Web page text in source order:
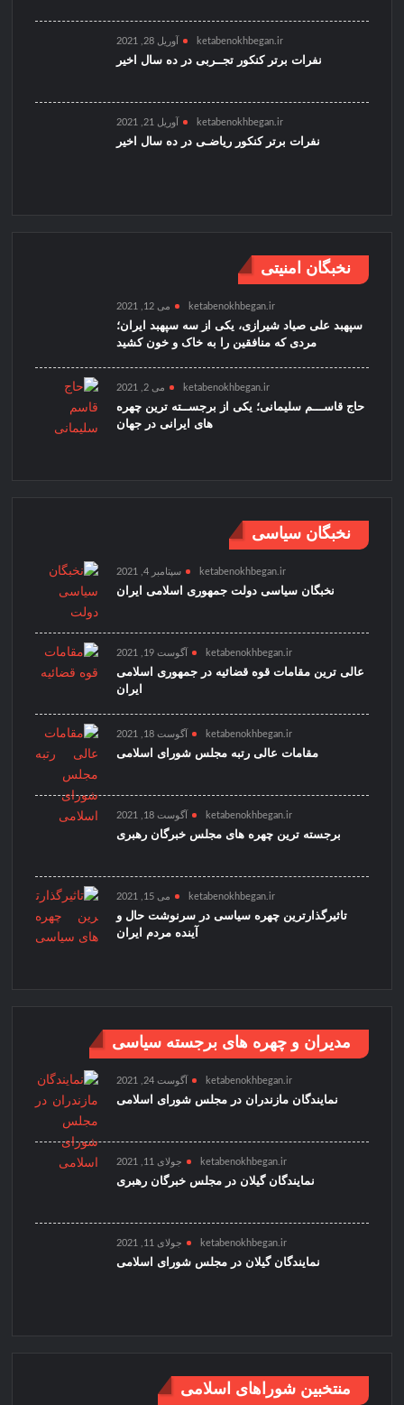
ketabenokhbegan.ir آوریل 28, 2021
نفرات برتر کنکور تجــربی در ده سال اخیر
ketabenokhbegan.ir آوریل 21, 2021
نفرات برتر کنکور ریاضـی در ده سال اخیر
نخبگان امنیتی
ketabenokhbegan.ir می 12, 2021
سپهبد علی صیاد شیرازی، یکی از سه سپهبد ایران؛
مردی که منافقین را به خاک و خون کشید
ketabenokhbegan.ir می 2, 2021
حاج قاســـم سلیمانی؛ یکی از برجســته ترین چهره
های ایرانی در جهان
نخبگان سیاسی
ketabenokhbegan.ir سپتامبر 4, 2021
نخبگان سیاسی دولت جمهوری اسلامی ایران
ketabenokhbegan.ir آگوست 19, 2021
عالی ترین مقامات قوه قضائیه در جمهوری اسلامی
ایران
ketabenokhbegan.ir آگوست 18, 2021
مقامات عالی رتبه مجلس شورای اسلامی
ketabenokhbegan.ir آگوست 18, 2021
برجسته ترین چهره های مجلس خبرگان رهبری
ketabenokhbegan.ir می 15, 2021
تاثیرگذارترین چهره سیاسی در سرنوشت حال و
آینده مردم ایران
مدیران و چهره های برجسته سیاسی
ketabenokhbegan.ir آگوست 24, 2021
نمایندگان مازندران در مجلس شورای اسلامی
ketabenokhbegan.ir جولای 11, 2021
نمایندگان گیلان در مجلس خبرگان رهبری
ketabenokhbegan.ir جولای 11, 2021
نمایندگان گیلان در مجلس شورای اسلامی
منتخبین شوراهای اسلامی